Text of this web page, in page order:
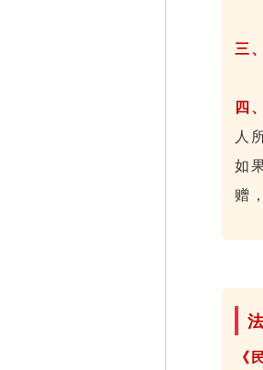
三
四
人
如
赠
《